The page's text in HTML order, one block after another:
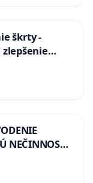
škrty -
NEČINNOSŤ